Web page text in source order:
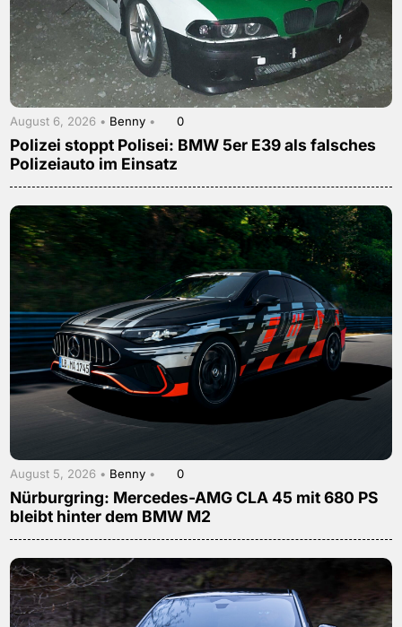
August 6, 2026 • Benny • 0
Polizei stoppt Polisei: BMW 5er E39 als falsches
Polizeiauto im Einsatz
August 5, 2026 • Benny • 0
Nürburgring: Mercedes-AMG CLA 45 mit 680 PS
bleibt hinter dem BMW M2